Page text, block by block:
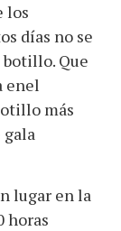
los
días no se
Que
enel
más
gala
lugar en la
horas